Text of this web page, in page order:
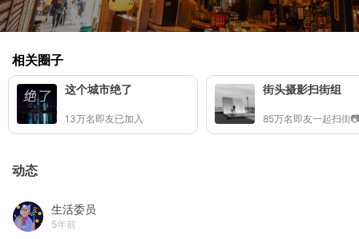
相关圈子
这个城市绝了
13万名即友已加入
街头摄影扫街组
85万名即友一起扫街
动态
生活委员
5年前